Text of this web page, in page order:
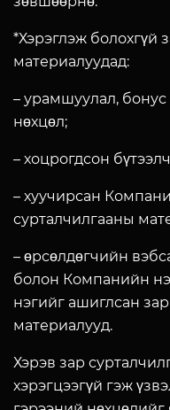
*Хэрэглэж болохгүй
материалуудад:
– урамшуулал,
нөхцөл;
– хоцрогдсон
– хуучирсан
сурталчилгааны
– өрсөлдөгчийн
болон Компанийн
нэгийг ашиглсан
материалууд.
Хэрэв зар
хэрэгцээгүй гэж